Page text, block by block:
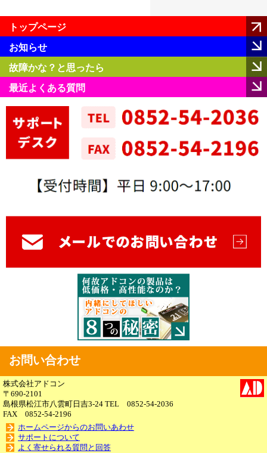
トップページ
お知らせ
故障かな？と思ったら
最近よくある質問
お問い合わせ
株式会社アドコン
〒690-2101
島根県松江市八雲町日吉3-24 TEL 0852-54-2036
FAX 0852-54-2196
ホームページからのお問いあわせ
サポートについて
よく寄せられる質問と回答